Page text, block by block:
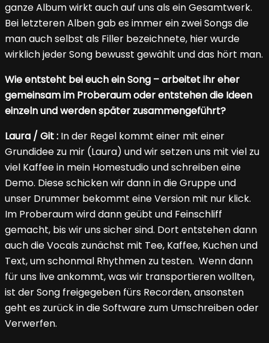
ganze Album wirkt auch auf uns als ein Gesamtwerk.
Bei letzteren Alben gab es immer ein zwei Songs die
man auch selbst als Filler bezeichnete, hier wurde
wirklich jeder Song bewusst gewählt und das hört man.
Wie entsteht bei euch ein Song – arbeitet ihr eher
gemeinsam im Proberaum oder entstehen die Ideen
einzeln und werden später zusammengeführt?
Laura / Git : In der Regel kommt einer mit einer
Grundidee zu mir (Laura) und wir setzen uns mit viel zu
viel Kaffee in mein Homestudio und schreiben eine
Demo. Diese schicken wir dann in die Gruppe und
unser Drummer bekommt eine Version mit nur klick.
Im Proberaum wird dann geübt und Feinschliff
gemacht, bis wir uns sicher sind. Dort entstehen dann
auch die Vocals zunächst mit Tee, Kaffee, Kuchen und
Text, um schonmal Rhythmen zu testen. Wenn dann
für uns live ankommt, was wir transportieren wollten,
ist der Song freigegeben fürs Recorden, ansonsten
geht es zurück in die Software zum Umschreiben oder
Verwerfen.